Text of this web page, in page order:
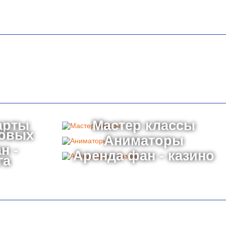
Мастер классы
Аниматоры
- Аренда фан - казино